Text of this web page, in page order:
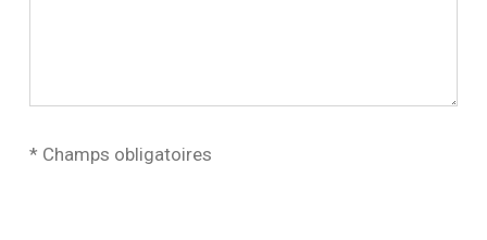
* Champs obligatoires